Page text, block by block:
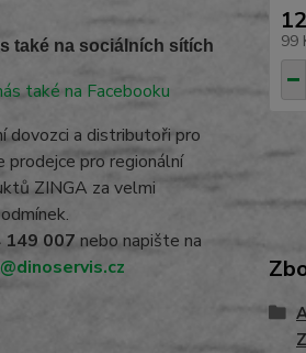
také na sociálních sítích
dovozci a distributoři pro
prodejce pro regionální
ZINGA za velmi
149 007 nebo napište na
99